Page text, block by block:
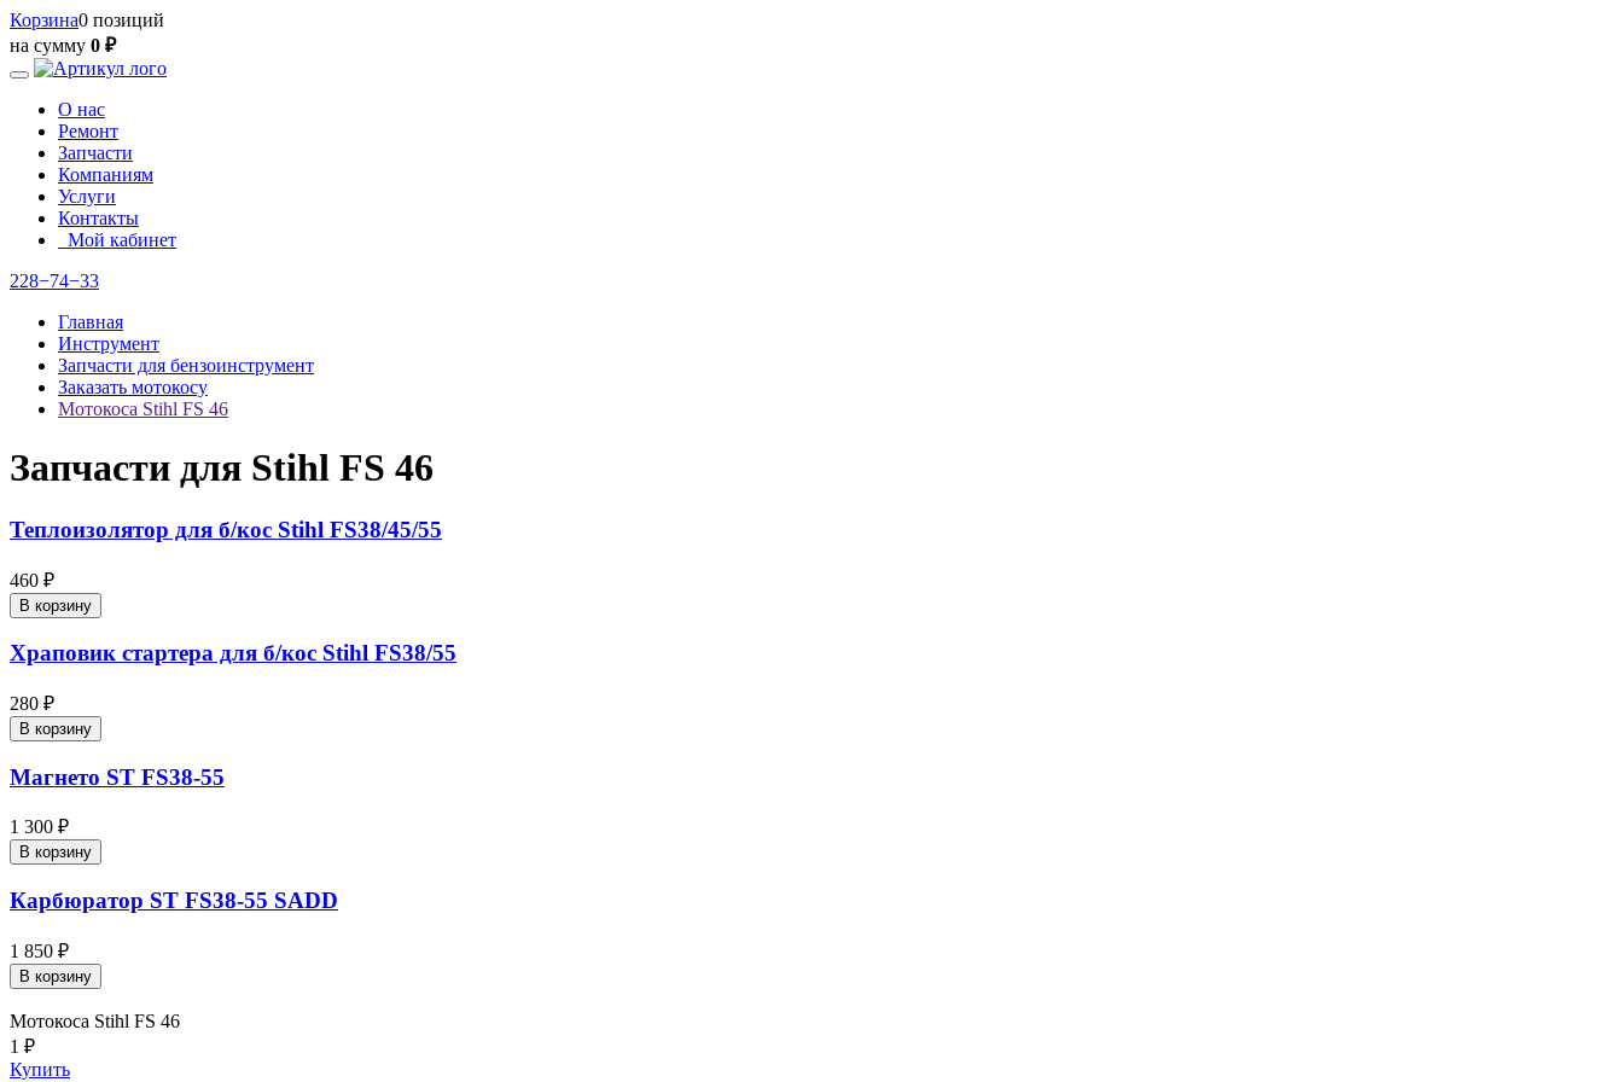
Корзина0 позиций
на сумму 0 ₽
О нас
Ремонт
Запчасти
Компаниям
Услуги
Контакты
Мой кабинет
228−74−33
Главная
Инструмент
Запчасти для бензоинструмент
Заказать мотокосу
Мотокоса Stihl FS 46
Запчасти для Stihl FS 46
Теплоизолятор для б/кос Stihl FS38/45/55
460 ₽
В корзину
Храповик стартера для б/кос Stihl FS38/55
280 ₽
В корзину
Магнето ST FS38-55
1 300 ₽
В корзину
Карбюратор ST FS38-55 SADD
1 850 ₽
В корзину
Мотокоса Stihl FS 46
1 ₽
Купить